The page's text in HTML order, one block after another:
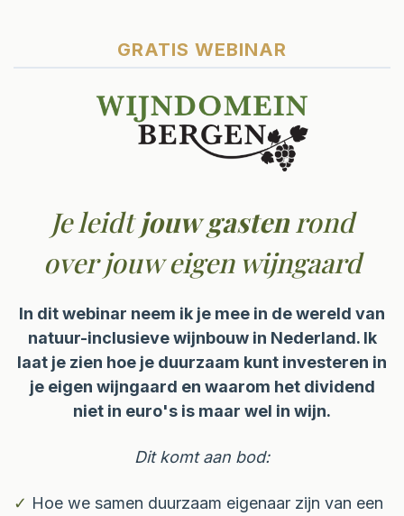
GRATIS WEBINAR
Je leidtjouw gastenrond
over jouw eigen wijngaard
In dit webinar neem ik je mee in de wereld van
natuur-inclusieve wijnbouw in Nederland. Ik
laat je zien hoe je duurzaam kunt investeren in
je eigen wijngaard en waarom het dividend
niet in euro's is maar wel in wijn.
Dit komt aan bod:
✓ Hoe we samen duurzaam eigenaar zijn van een